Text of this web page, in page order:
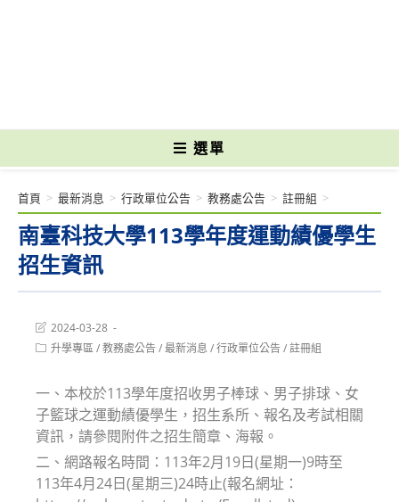
選單
南臺科技大學113學年度運動績優學生
招生資訊
首頁 > 最新消息 > 行政單位公告 > 教務處公告 > 註冊組 >
Post
last
modified:
2024-03-28
Post升學專區/教務處公告/最新消息 /行政單位公告/註冊組
一、本校於113學年度招收男子棒球、男子排球、女
子籃球之運動績優學生，招生系所、報名及考試相關
資訊，請參閱附件之招生簡章、海報。
二、網路報名時間：113年2月19日(星期一)9時至
113年4月24日(星期三)24時止(報名網址：